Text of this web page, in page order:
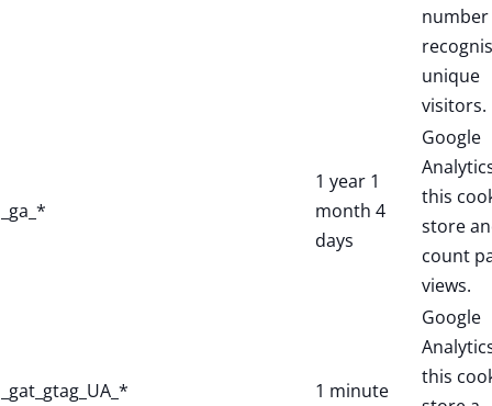
unique
visitors.
_ga_*
1 year 1
month 4
days
Google
this
store
count
views.
_gat_gtag_UA_* 1 minute
Google
this